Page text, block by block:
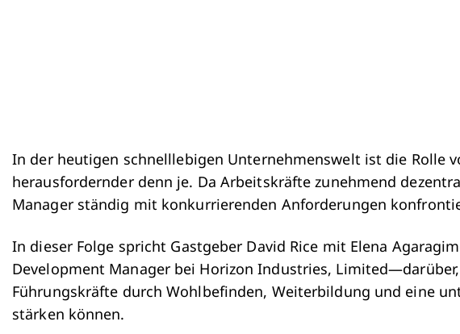
In der heutigen schnelllebigen Unternehmenswelt ist die Rolle
herausfordernder denn je. Da Arbeitskräfte zunehmend
Manager ständig mit konkurrierenden Anforderungen
In dieser Folge spricht Gastgeber David Rice mit Elena
Development Manager bei Horizon Industries,
Führungskräfte durch Wohlbefinden, Weiterbildung und eine
stärken können.